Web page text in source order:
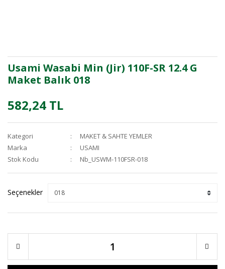
Usami Wasabi Min (Jir) 110F-SR 12.4 G
Maket Balık 018
582,24 TL
Kategori
MAKET & SAHTE YEMLER
Marka
USAMI
Stok Kodu
Nb_USWM-110FSR-018
Seçenekler